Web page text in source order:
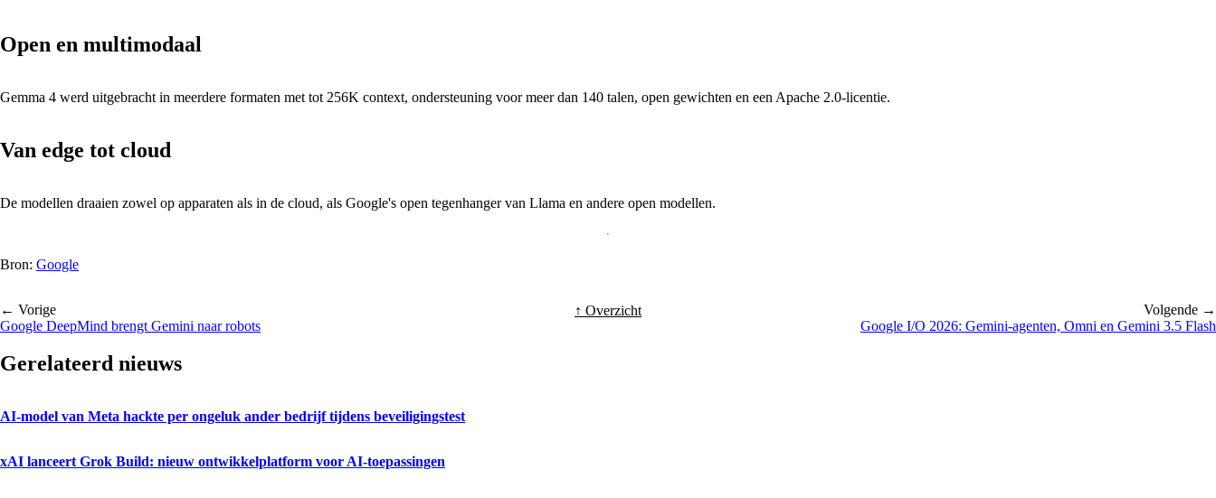
Open en multimodaal
Gemma 4 werd uitgebracht in meerdere formaten met tot 256K context, ondersteuning voor meer dan 140 talen, open gewichten en een Apache 2.0-licentie.
Van edge tot cloud
De modellen draaien zowel op apparaten als in de cloud, als Google's open tegenhanger van Llama en andere open modellen.
Bron: Google
← Vorige
Google DeepMind brengt Gemini naar robots
↑ Overzicht
Volgende →
Google I/O 2026: Gemini-agenten, Omni en Gemini 3.5 Flash
Gerelateerd nieuws
AI-model van Meta hackte per ongeluk ander bedrijf tijdens beveiligingstest
xAI lanceert Grok Build: nieuw ontwikkelplatform voor AI-toepassingen